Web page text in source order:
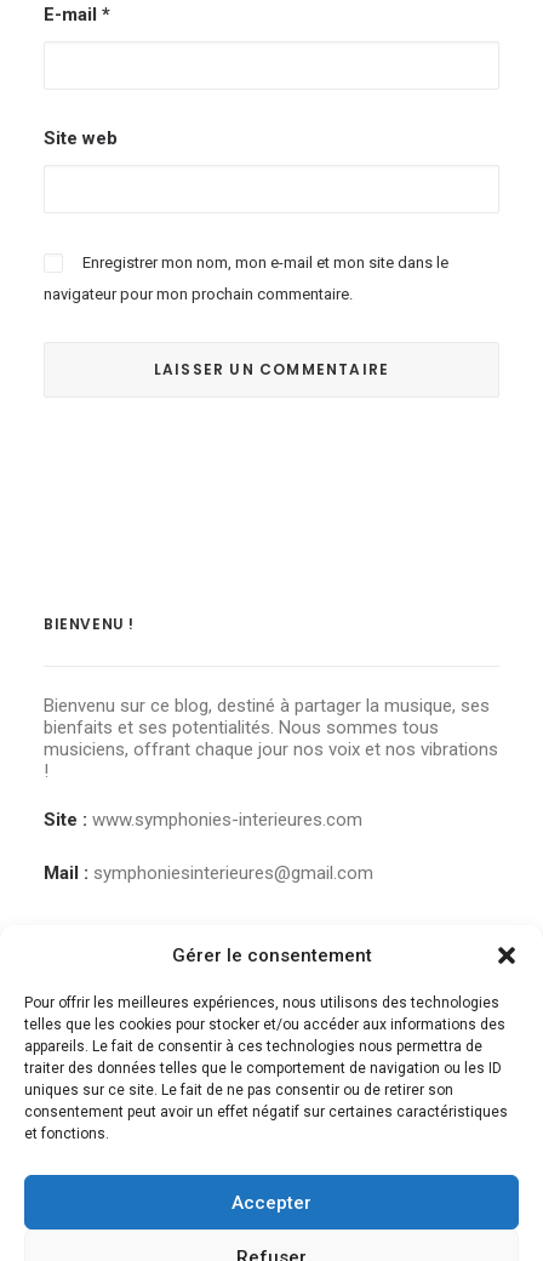
Gérer le consentement
Pour offrir les meilleures expériences, nous utilisons des technologies
telles que les cookies pour stocker et/ou accéder aux informations des
appareils. Le fait de consentir à ces technologies nous permettra de
traiter des données telles que le comportement de navigation ou les ID
uniques sur ce site. Le fait de ne pas consentir ou de retirer son
consentement peut avoir un effet négatif sur certaines caractéristiques
et fonctions.
Accepter
E-mail *
Site web
Enregistrer mon nom, mon e-mail et mon site dans le
navigateur pour mon prochain commentaire.
BIENVENU !
Bienvenu sur ce blog, destiné à partager la musique, ses
bienfaits et ses potentialités. Nous sommes tous
musiciens, offrant chaque jour nos voix et nos vibrations
!
Site : www.symphonies-interieures.com
Mail : symphoniesinterieures@gmail.com
© 2018 Des musiques pour guérir | Tous droits réservés. |Mentions légales et
CGV